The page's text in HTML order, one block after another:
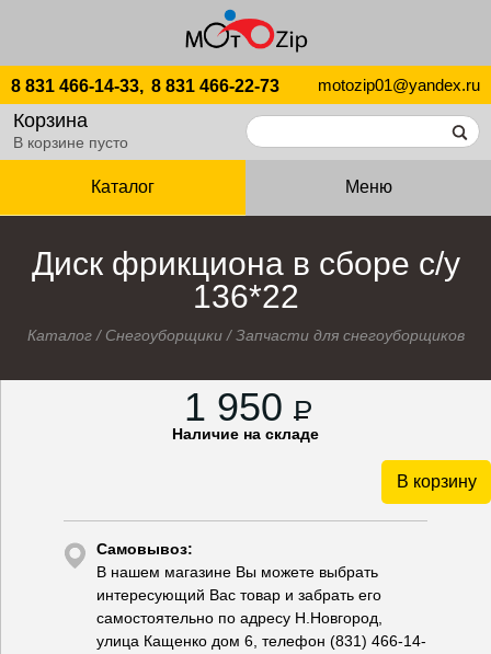
8 831 466-14-33, 8 831 466-22-73 motozip01@yandex.ru
Корзина
В корзине пусто
Каталог Меню
Диск фрикциона в сборе с/у
136*22
Каталог/ Снегоуборщики/Запчасти для снегоуборщиков
1 950 P
Наличие на складе
В корзину
Самовывоз:
В нашем магазине Вы можете выбрать
интересующий Вас товар и забрать его
самостоятельно по адресу Н.Новгород,
улица Кащенко дом 6, телефон (831) 466-14-